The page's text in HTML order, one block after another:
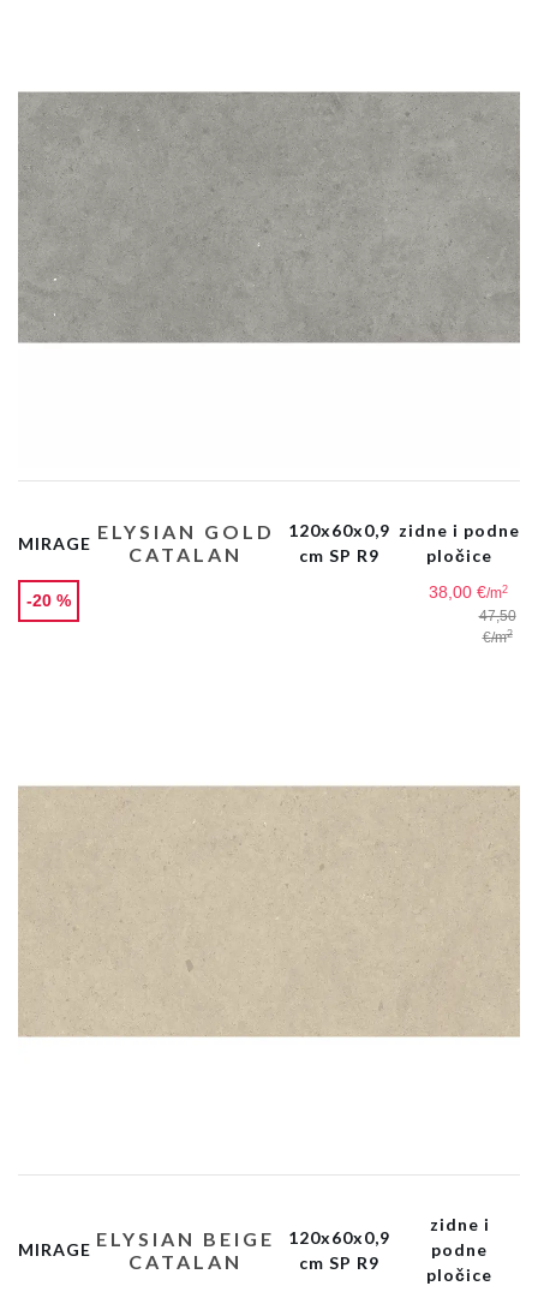
MIRAGE ELYSIAN GOLD
CATALAN
120x60x0,9
cm SP R9
zidne i podne
pločice
-20 % 38,00 €/m2
47,50
€/m2
MIRAGE ELYSIAN BEIGE
CATALAN
120x60x0,9
cm SP R9
zidne i
podne
pločice